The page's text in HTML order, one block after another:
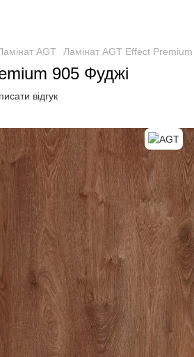
AGT Ламінат AGT Effect
905 Фуджі
відгук